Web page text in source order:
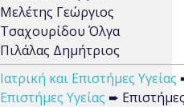
Μελέτης Γεώργιος
Τσαχουρίδου Όλγα
Πιλάλας Δημήτριος
Ιατρική και Επιστήμες Υγείας
Επιστήμες Υγείας ➨